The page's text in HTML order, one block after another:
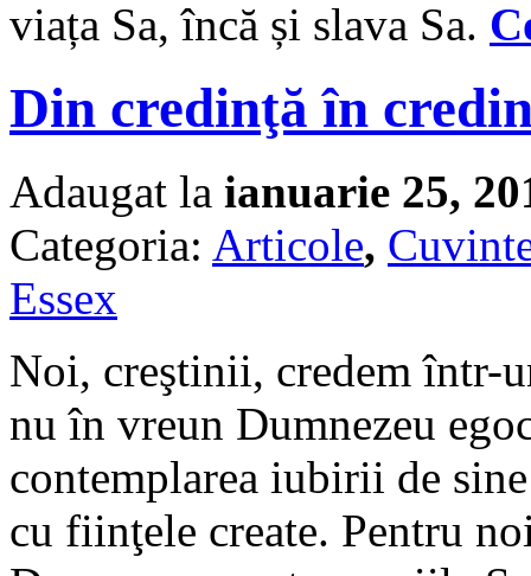
viața Sa, încă și slava Sa.
Din credinţă în
Adaugat la ianuarie 25,
Categoria: Articole,
Essex
Noi, creştinii, credem într-
nu în vreun Dumnezeu
contemplarea iubirii de
cu fiinţele create. Pentru